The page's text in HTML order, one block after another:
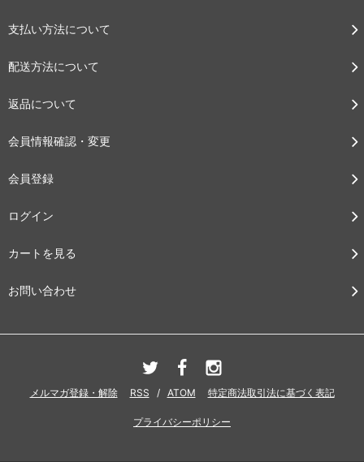
支払い方法について
配送方法について
返品について
会員情報確認・変更
会員登録
ログイン
カートを見る
お問い合わせ
メルマガ登録・解除 RSS / ATOM 特定商法取引法に基づく表記
プライバシーポリシー